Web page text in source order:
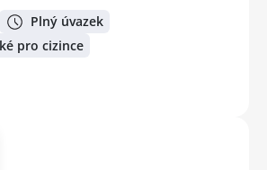
Plný úvazek
pro cizince